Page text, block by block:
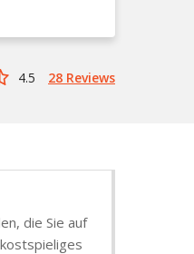
4.5 28 Reviews
die Sie auf